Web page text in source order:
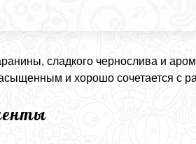
сладкого чернослива и
и хорошо сочетается с